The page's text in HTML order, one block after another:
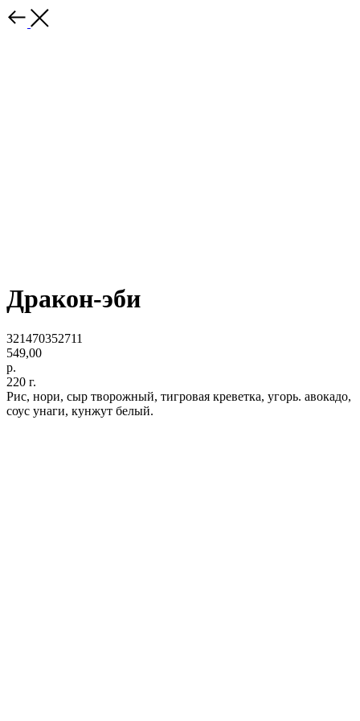
Дракон-эби
321470352711
549,00
р.
220 г.
Рис, нори, сыр творожный, тигровая креветка, угорь. авокадо,
соус унаги, кунжут белый.